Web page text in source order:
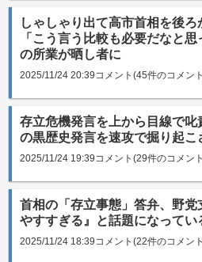
しゃしゃり出て高市首相を後ろ
「こう言う比較も必要だなと
の所業が晒し者に
2025/11/24 20:39コメント(45件のコメン
存立危機発言を上から目線で
の黒歴史発言を速攻で掘り起
2025/11/24 19:39コメント(29件のコメン
首相の「存立事態」答弁、野党
やすすぎる』と話題になってい
2025/11/24 18:39コメント(22件のコメン